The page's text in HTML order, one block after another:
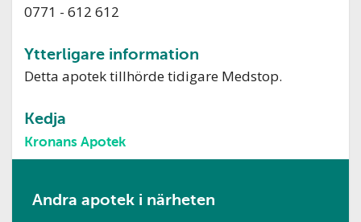
0771 - 612 612
Ytterligare information
Detta apotek tillhörde tidigare Medstop.
Kedja
Kronans Apotek
Andra apotek i närheten